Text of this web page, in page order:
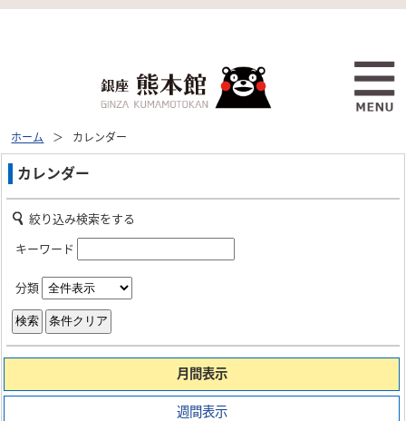
ホーム カレンダー
カレンダー
絞り込み検索をする
キーワード
分類
月間表示
週間表示